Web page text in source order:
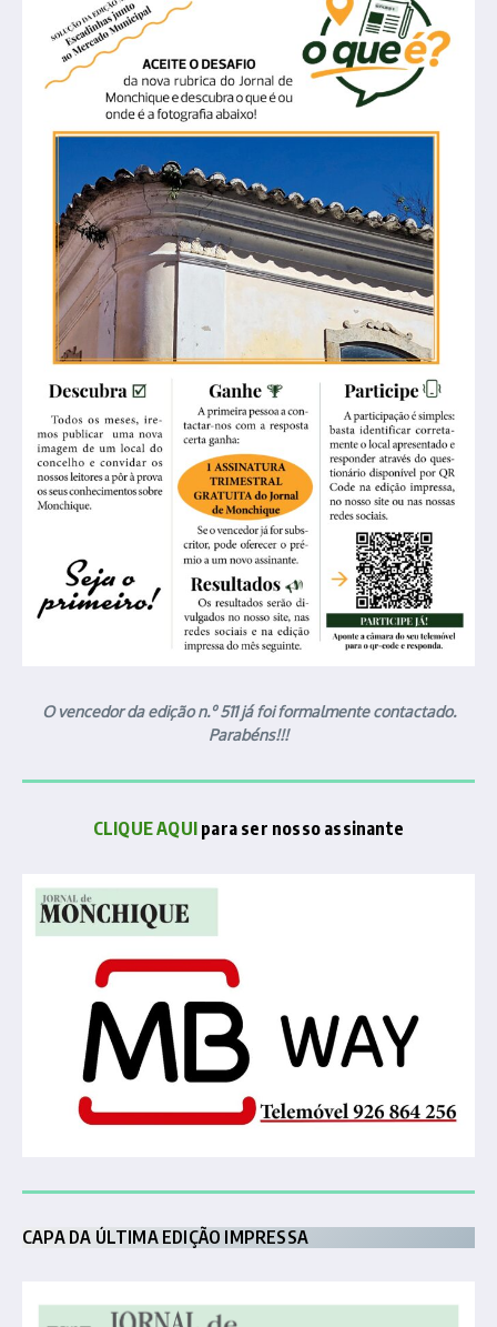
O vencedor da edição n.º 511 já foi formalmente contactado.
Parabéns!!!
CLIQUE AQUI para ser nosso assinante
CAPA DA ÚLTIMA EDIÇÃO IMPRESSA